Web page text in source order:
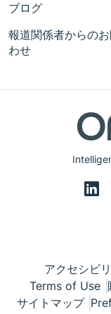
ブログ
報道関係者からの
わせ
アクセシビ
Terms of Use
サイトマップ